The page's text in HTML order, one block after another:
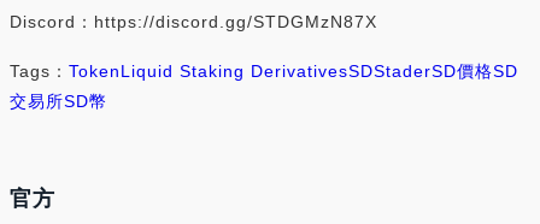
Discord：https://discord.gg/STDGMzN87X
Tags： TokenLiquid Staking DerivativesSDStaderSD價格SD
交易所SD幣
官方